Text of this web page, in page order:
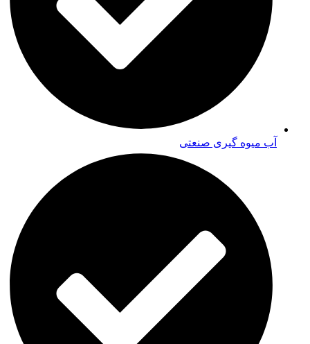
آب میوه گیری صنعتی